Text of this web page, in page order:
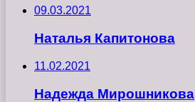
09.03.2021
Наталья Капитонова
11.02.2021
Надежда Мирошникова